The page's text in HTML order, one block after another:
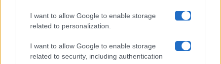
I want to allow Google to enable storage
related to personalization.
I want to allow Google to enable storage
related to security, including authentication
Cookie Policy